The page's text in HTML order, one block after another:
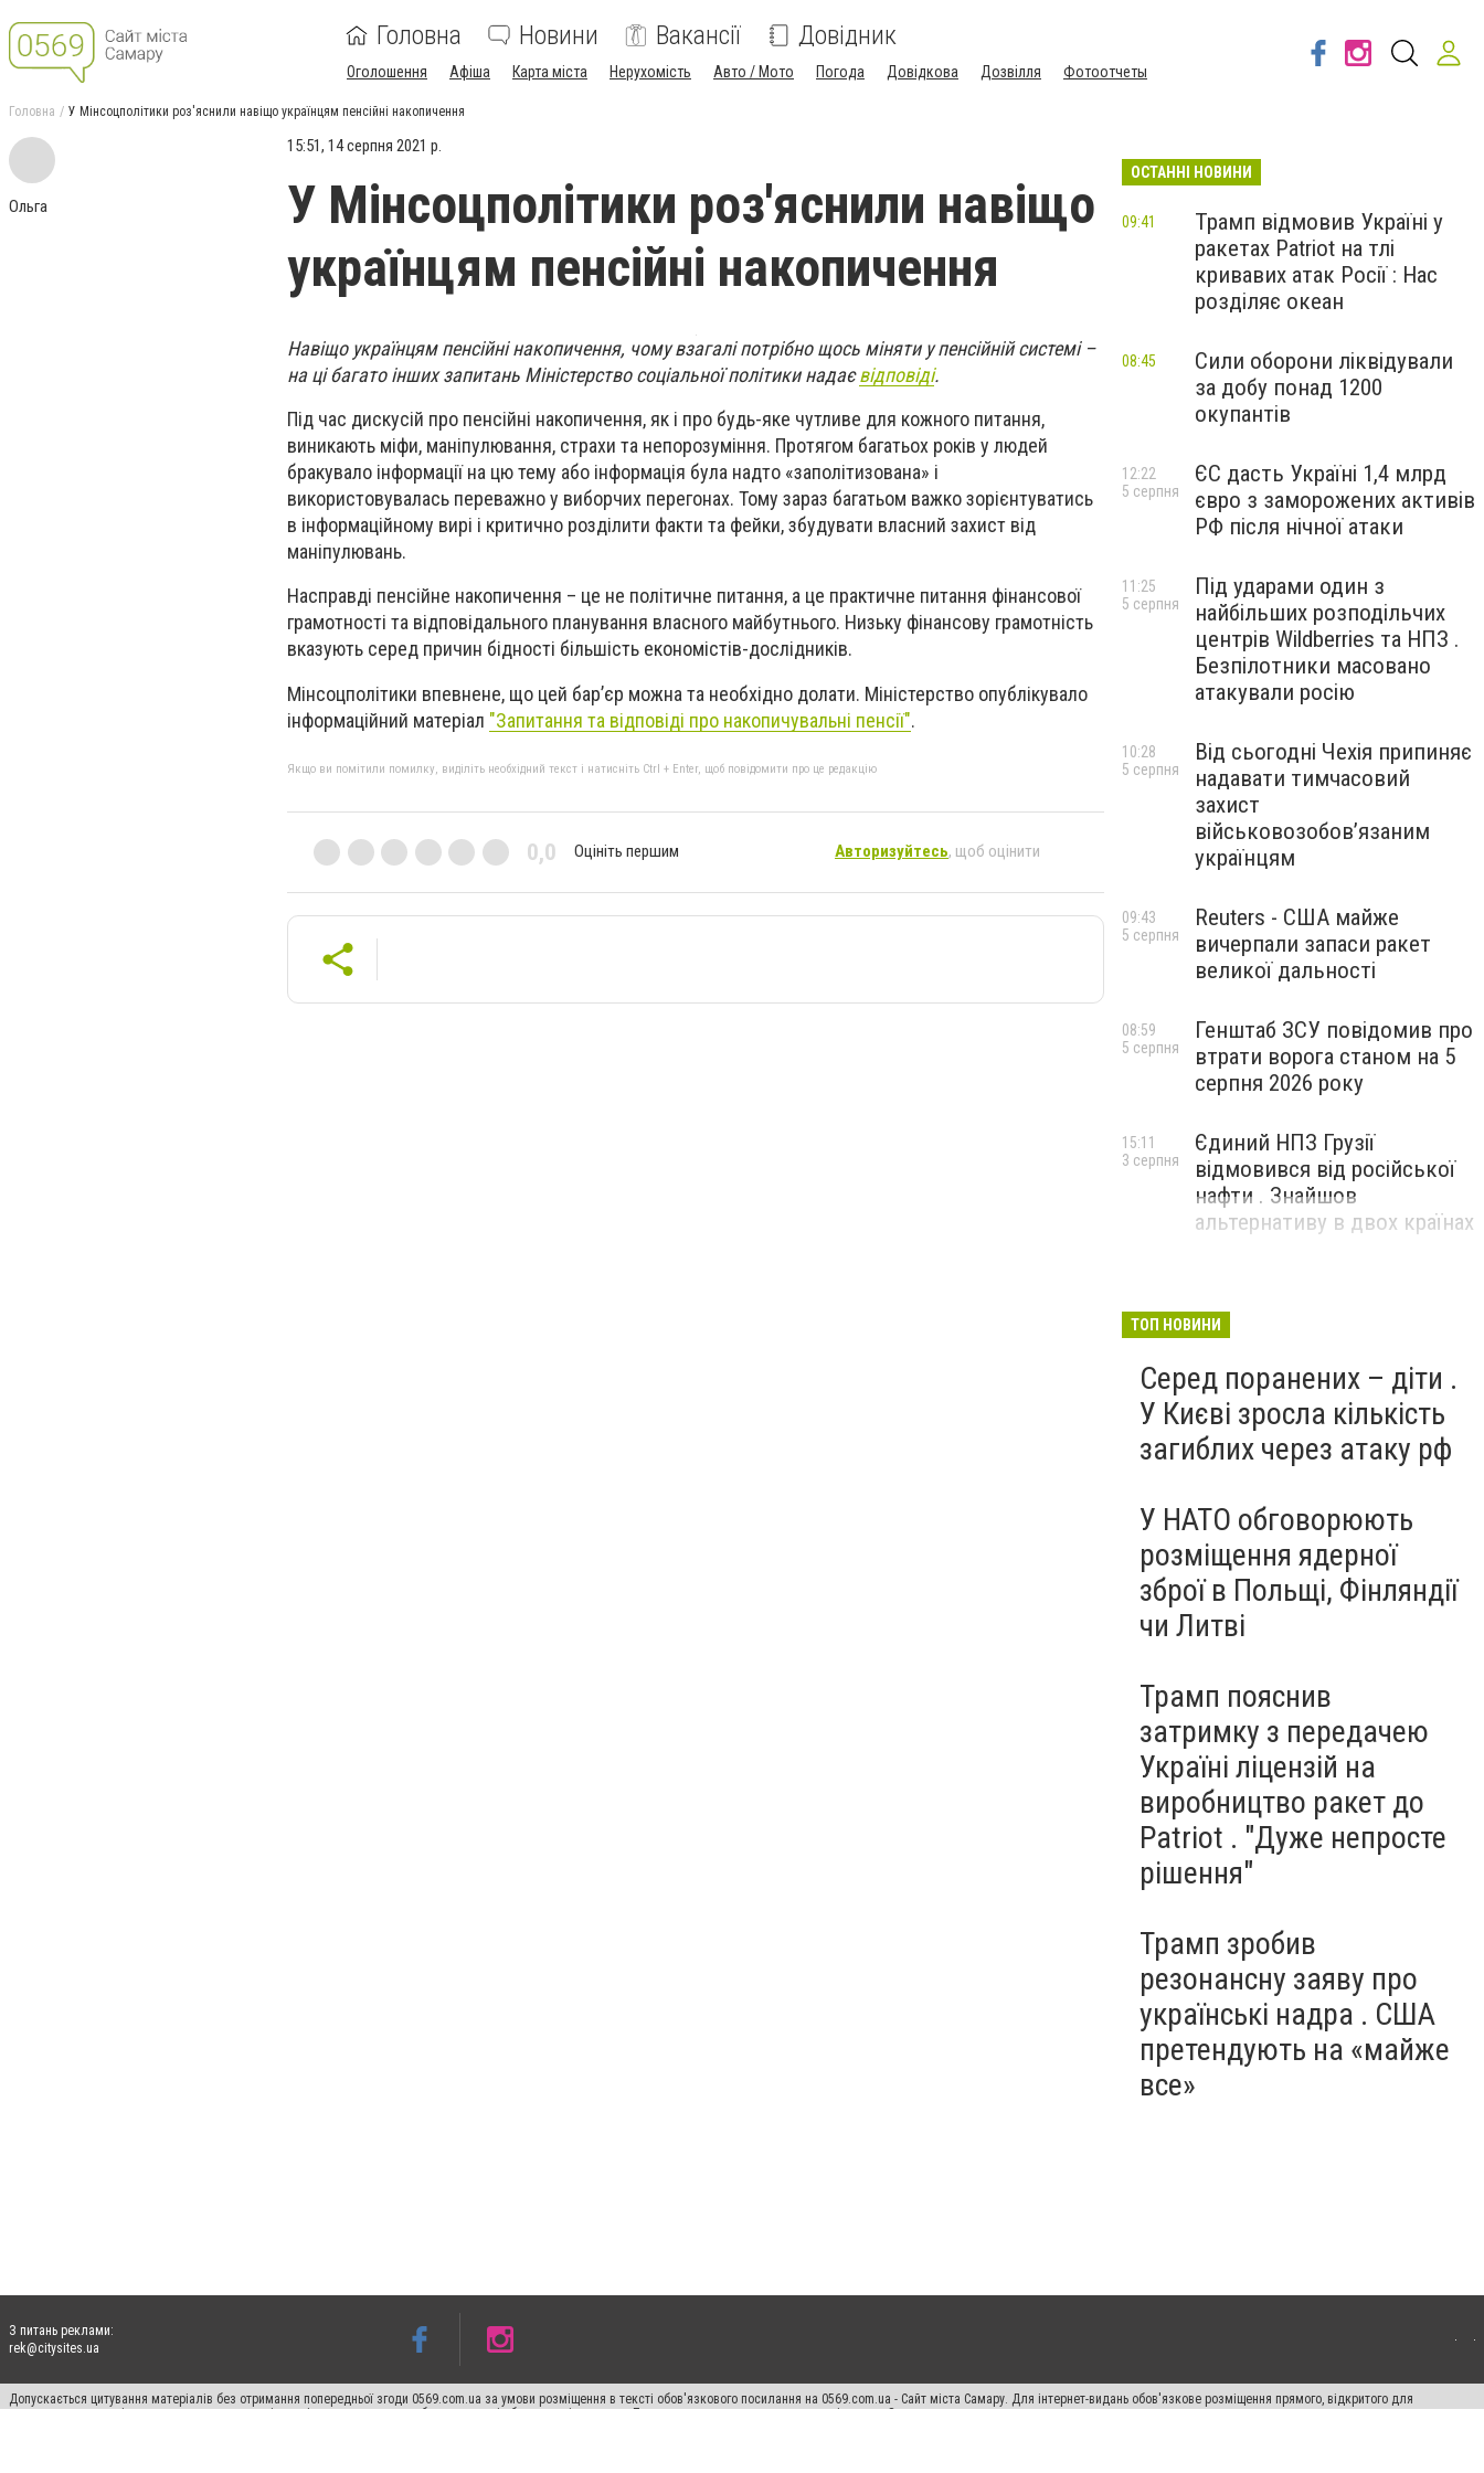
Головна Новини Вакансії Довідник
Оголошення Афіша Карта міста Нерухомість Авто / Мото Погода Довідкова Дозвілля Фотоотчеты
Головна У Мінсоцполітики роз'яснили навіщо українцям пенсійні накопичення
Ольга
15:51, 14 серпня 2021 р.
У Мінсоцполітики роз'яснили навіщо
українцям пенсійні накопичення
Навіщо українцям пенсійні накопичення, чому взагалі потрібно щось міняти у пенсійній системі –
на ці багато інших запитань Міністерство соціальної політики надаєвідповіді.
Під час дискусій про пенсійні накопичення, як і про будь-яке чутливе для кожного питання,
виникають міфи, маніпулювання, страхи та непорозуміння. Протягом багатьох років у людей
бракувало інформації на цю тему або інформація була надто «заполітизована» і
використовувалась переважно у виборчих перегонах. Тому зараз багатьом важко зорієнтуватись
в інформаційному вирі і критично розділити факти та фейки, збудувати власний захист від
маніпулювань.
Насправді пенсійне накопичення – це не політичне питання, а це практичне питання фінансової
грамотності та відповідального планування власного майбутнього. Низьку фінансову грамотність
вказують серед причин бідності більшість економістів-дослідників.
Мінсоцполітики впевнене, що цей бар’єр можна та необхідно долати. Міністерство опублікувало
інформаційний матеріал "Запитання та відповіді про накопичувальні пенсії".
Якщо ви помітили помилку, виділіть необхідний текст і натисніть Ctrl + Enter, щоб повідомити про це редакцію
0,0 Оцініть першим Авторизуйтесь, щоб оцінити
ОСТАННІ НОВИНИ
Трамп відмовив Україні у
ракетах Patriot на тлі
кривавих атак Росії : Нас
розділяє океан
09:41
Сили оборони ліквідували
за добу понад 1200
окупантів
08:45
ЄС дасть Україні 1,4 млрд
євро з заморожених активів
РФ після нічної атаки
12:22
5 серпня
Під ударами один з
найбільших розподільчих
центрів Wildberries та НПЗ .
Безпілотники масовано
атакували росію
11:25
5 серпня
Від сьогодні Чехія припиняє
надавати тимчасовий
захист
військовозобов’язаним
українцям
10:28
5 серпня
Reuters - США майже
вичерпали запаси ракет
великої дальності
09:43
5 серпня
Генштаб ЗСУ повідомив про
втрати ворога станом на 5
серпня 2026 року
08:59
5 серпня
Єдиний НПЗ Грузії
відмовився від російської
нафти . Знайшов
альтернативу в двох країнах
15:11
3 серпня
ТОП НОВИНИ
Серед поранених – діти .
У Києві зросла кількість
загиблих через атаку рф
У НАТО обговорюють
розміщення ядерної
зброї в Польщі, Фінляндії
чи Литві
Трамп пояснив
затримку з передачею
Україні ліцензій на
виробництво ракет до
Patriot . "Дуже непросте
рішення"
Трамп зробив
резонансну заяву про
українські надра . США
претендують на «майже
все»
З питань реклами:
rek@citysites.ua
Допускається цитування матеріалів без отримання попередньої згоди 0569.com.ua за умови розміщення в тексті обов'язкового посилання на 0569.com.ua - Сайт міста Самару. Для інтернет-видань обов'язкове розміщення прямого, відкритого для
пошукових систем гіперпосилання на цитовані статті не нижче другого абзацу в тексті або в якості джерела. Порушення виняткових прав переслідується Законом.